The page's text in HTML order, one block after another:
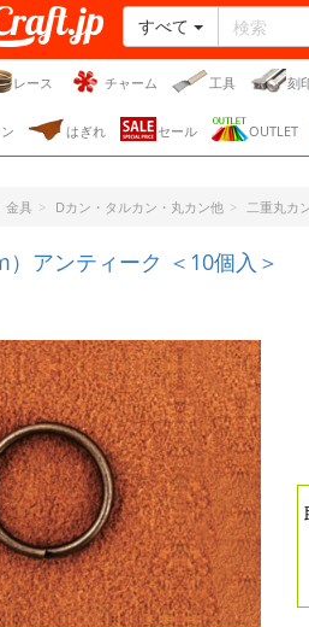
ット・
すべて
レース チャーム 工具 刻
はぎれ セール OUTLET
金具 Dカン・タルカン・丸カン他 二重丸カ
アンティーク ＜10個入＞